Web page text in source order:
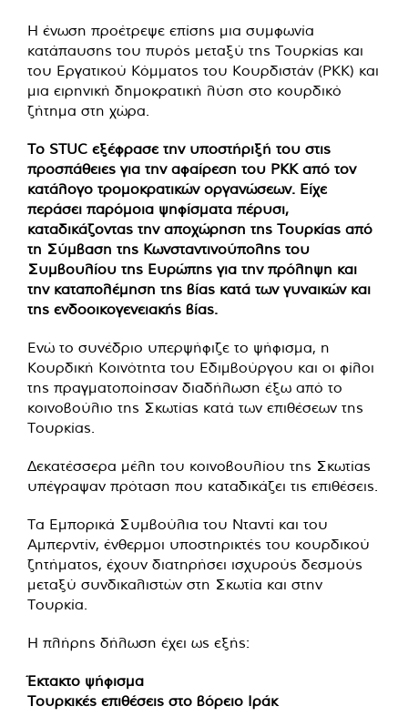
Η ένωση προέτρεψε επίσης μια συμφωνία
κατάπαυσης του πυρός μεταξύ της Τουρκίας και
του Εργατικού Κόμματος του Κουρδιστάν (PKK) και
μια ειρηνική δημοκρατική λύση στο κουρδικό
ζήτημα στη χώρα.
Το STUC εξέφρασε την υποστήριξή του στις
προσπάθειες για την αφαίρεση του PKK από τον
κατάλογο τρομοκρατικών οργανώσεων. Είχε
περάσει παρόμοια ψηφίσματα πέρυσι,
καταδικάζοντας την αποχώρηση της Τουρκίας από
τη Σύμβαση της Κωνσταντινούπολης του
Συμβουλίου της Ευρώπης για την πρόληψη και
την καταπολέμηση της βίας κατά των γυναικών και
της ενδοοικογενειακής βίας.
Ενώ το συνέδριο υπερψήφιζε το ψήφισμα, η
Κουρδική Κοινότητα του Εδιμβούργου και οι φίλοι
της πραγματοποίησαν διαδήλωση έξω από το
κοινοβούλιο της Σκωτίας κατά των επιθέσεων της
Τουρκίας.
Δεκατέσσερα μέλη του κοινοβουλίου της Σκωτίας
υπέγραψαν πρόταση που καταδικάζει τις επιθέσεις.
Τα Εμπορικά Συμβούλια του Νταντί και του
Αμπερντίν, ένθερμοι υποστηρικτές του κουρδικού
ζητήματος, έχουν διατηρήσει ισχυρούς δεσμούς
μεταξύ συνδικαλιστών στη Σκωτία και στην
Τουρκία.
Η πλήρης δήλωση έχει ως εξής:
Έκτακτο ψήφισμα
Τουρκικές επιθέσεις στο βόρειο Ιράκ